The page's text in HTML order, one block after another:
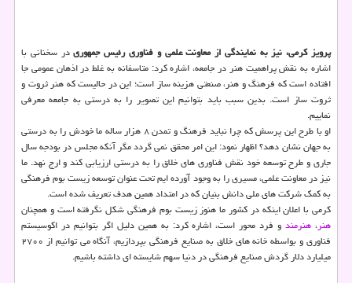
پرویز کرمی، نیز به نمایندگی از معاونت علمی و فناوری رئیس جمهوریدر سخنانی با
اشاره به نقش پراهمیت هنر در جامعه، اشاره کرد: متاسفانه به غلط در اذهان عمومی جا
افتاده است که فرهنگ و هنر، صنعتی هزینه ساز است؛ این در حالیست که هنر ثروت و
ثروت ساز است. بدین سبب باید بتوانیم این تصویر را به درستی به جامعه معرفی
نماییم.
او با طرح این پرسش که چرا نباید فرهنگ و تمدن ۸ هزار ساله ما خودش را به درستی
به جهان نشان دهد؟ اظهار نمود: این امر محقق نمی گردد مگر آنکه مجلس در بودجه سال
جاری و طرح توسعه خود نقش فناوری های خلاق را به درستی ارزیابی کند و ارج نهد. ما
نیز در معاونت علمی، مسیری را به وجود آورده ایم تحت عنوان توسعه زیست بوم فرهنگی
به کمک شرکت های ملی دانش بنیان که در امتداد همین هدف تعریف شده است.
کرمی با اعلان اینکه در کشور ما هنوز زیست بوم فرهنگی شکل نگرفته است و همچنان
هنر، هنرمندو فرد محور است، اشاره کرد: به همین دلیل اگر بتوانیم در اکوسیستم
فناوری و بواسطه خانه های خلاق به صنایع فرهنگی بپردازیم، آنگاه می توانیم از ۲۷۰۰
میلیارد دلار گردش صنایع فرهنگی در دنیا سهم شایسته ای داشته باشیم.